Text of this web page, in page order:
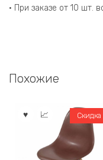
• При заказе от 10 шт.
Похожие